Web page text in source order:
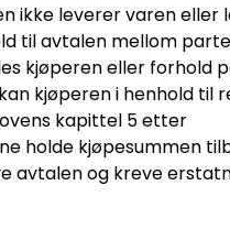
ikke leverer varen eller
til avtalen mellom
kjøperen eller forhold
kjøperen i henhold til
kapittel 5 etter
holde kjøpesummen
avtalen og kreve